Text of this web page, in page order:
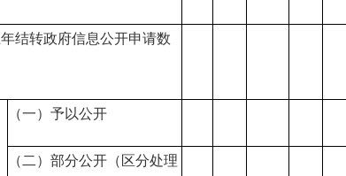
结转政府信息公开申请数
（一）予以公开
（二）部分公开（区分处理